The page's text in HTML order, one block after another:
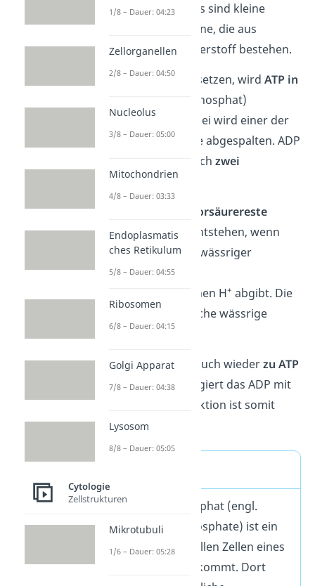
Phosphatreste. Das sind kleine
chemische Bausteine, die aus
Phosphor und Sauerstoff bestehen.
Um Energie freizusetzen, wirdATP in
phosphat)
umgewandelt. Dabei wird einer der
drei Phosphatreste abgespalten. ADP
besitzt also nur nochzwei
Phosphatreste.
Phosphorsäurereste
(Phosphatreste) entstehen, wenn
Phosphorsäure in wässriger
Umgebung seine
Wasserstoffprotonen H+ abgibt. Die
Zelle stellt eine solche wässrige
Umgebung dar.
Jedoch kannADP auch wiederzu ATP
werden. Dafür reagiert das ADP mit
. Die Reaktion ist somit
umkehrbar
Adenosintriphosphat (engl.
adenosine triphosphate) ist ein
Molekül, das in allen Zellen eines
Lebewesens vorkommt. Dort
1/8 – Dauer: 04:23
Zellorganellen
2/8 – Dauer: 04:50
Nucleolus
3/8 – Dauer: 05:00
Mitochondrien
4/8 – Dauer: 03:33
Endoplasmatis
ches Retikulum
5/8 – Dauer: 04:55
Ribosomen
6/8 – Dauer: 04:15
Golgi Apparat
7/8 – Dauer: 04:38
Lysosom
8/8 – Dauer: 05:05
Cytologie
Zellstrukturen
Mikrotubuli
1/6 – Dauer: 05:28